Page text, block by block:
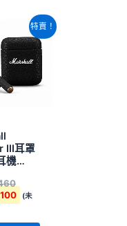
特賣！
III耳罩
機
始
價
格：
NT$10,460。
前
價
格：
NT$10,100。
(未